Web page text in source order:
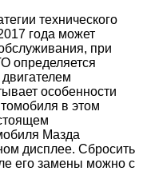
технического
года может
при
определяется
особенности
в этом
Мазда
дисплее. Сбросить
его замены можно с